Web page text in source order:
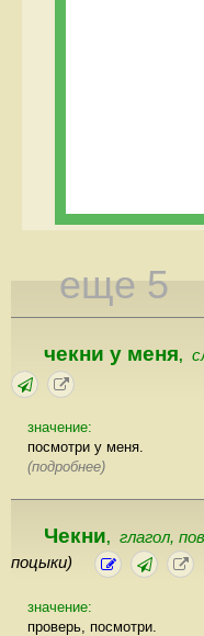
еще 5
чекни у меня,
значение:
посмотри у меня.
(подробнее)
Чекни, глагол,
поцыки)
значение:
проверь, посмотри.